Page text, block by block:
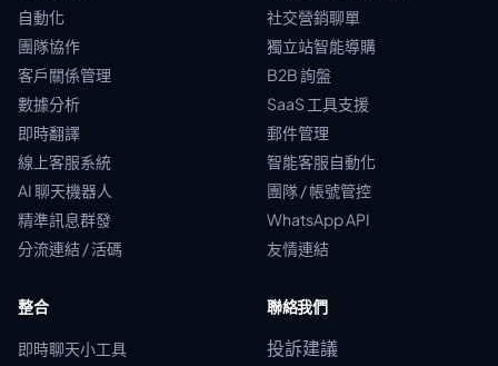
自動化
團隊協作
客戶關係管理
數據分析
即時翻譯
線上客服系統
AI 聊天機器人
精準訊息群發
分流連結 / 活碼
社交營銷聊單
獨立站智能導購
B2B 詢盤
SaaS 工具支援
郵件管理
智能客服自動化
團隊 / 帳號管控
WhatsApp API
友情連結
整合
即時聊天小工具
聯絡我們
投訴建議